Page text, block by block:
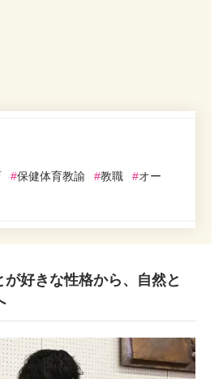
#保健体育教諭 #教職 #オー
が好きな性格から、自然と